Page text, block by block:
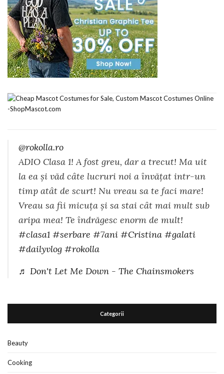
@rokolla.ro
ADIO Clasa 1! A fost greu, dar a trecut! Ma uit
la ea și văd câte lucruri noi a învățat intr-un
timp atât de scurt! Nu vreau sa te faci mare!
Vreau sa fii micuța și sa stai cât mai mult sub
aripa mea! Te îndrăgesc enorm de mult!
#clasa1 #serbare #7ani #Cristina #galati
#dailyvlog #rokolla
♬ Don't Let Me Down - The Chainsmokers
Categorii
Beauty
Cooking